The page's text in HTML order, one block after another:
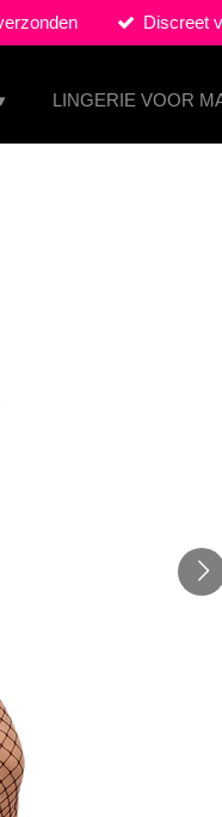
Discreet
LINGERIE VOOR